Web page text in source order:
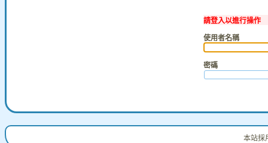
請登入以進行操作
使用者名稱
密碼
本站採